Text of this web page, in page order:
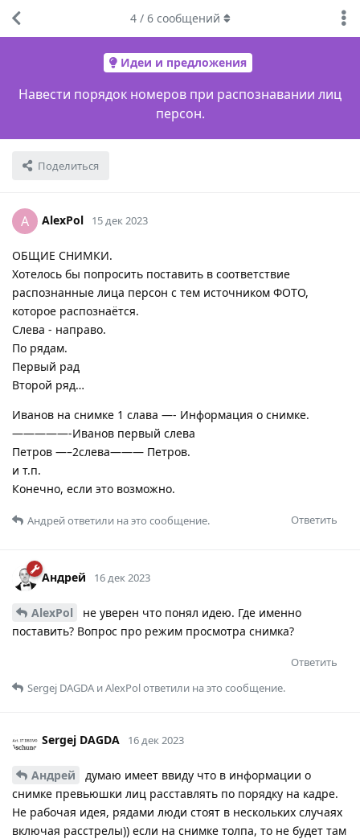
Идеи и предложения
Навести порядок номеров при распознавании лиц
персон.
Поделиться
4/ 6сообщений
A AlexPol 15 дек 2023
ОБЩИЕ СНИМКИ.
Хотелось бы попросить поставить в соответствие
распознанные лица персон с тем источником ФОТО,
которое распознаётся.
Слева - направо.
По рядам.
Первый рад
Второй ряд…
Иванов на снимке 1 слава —- Информация о снимке.
—————-Иванов первый слева
Петров —–2слева——— Петров.
и т.п.
Конечно, если это возможно.
Ответить
Андрейответили на это сообщение.
Андрей 16 дек 2023
AlexPol
не уверен что понял идею. Где именно
поставить? Вопрос про режим просмотра снимка?
Ответить
Sergej DAGDA иAlexPolответили на это сообщение.
Sergej DAGDA 16 дек 2023
Андрей
думаю имеет ввиду что в информации о
снимке превьюшки лиц расставлять по порядку на кадре.
Не рабочая идея, рядами люди стоят в нескольких случаях
включая расстрелы)) если на снимке толпа, то не будет там